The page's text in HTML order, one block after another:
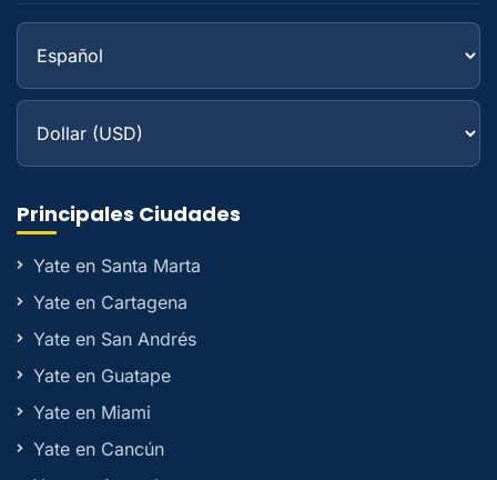
Principales Ciudades
Yate en Santa Marta
Yate en Cartagena
Yate en San Andrés
Yate en Guatape
Yate en Miami
Yate en Cancún